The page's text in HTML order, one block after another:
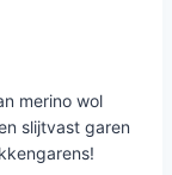
merino wol
slijtvast garen